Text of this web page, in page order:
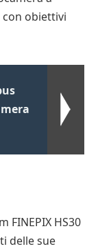
obiettivi
FINEPIX HS30
delle sue